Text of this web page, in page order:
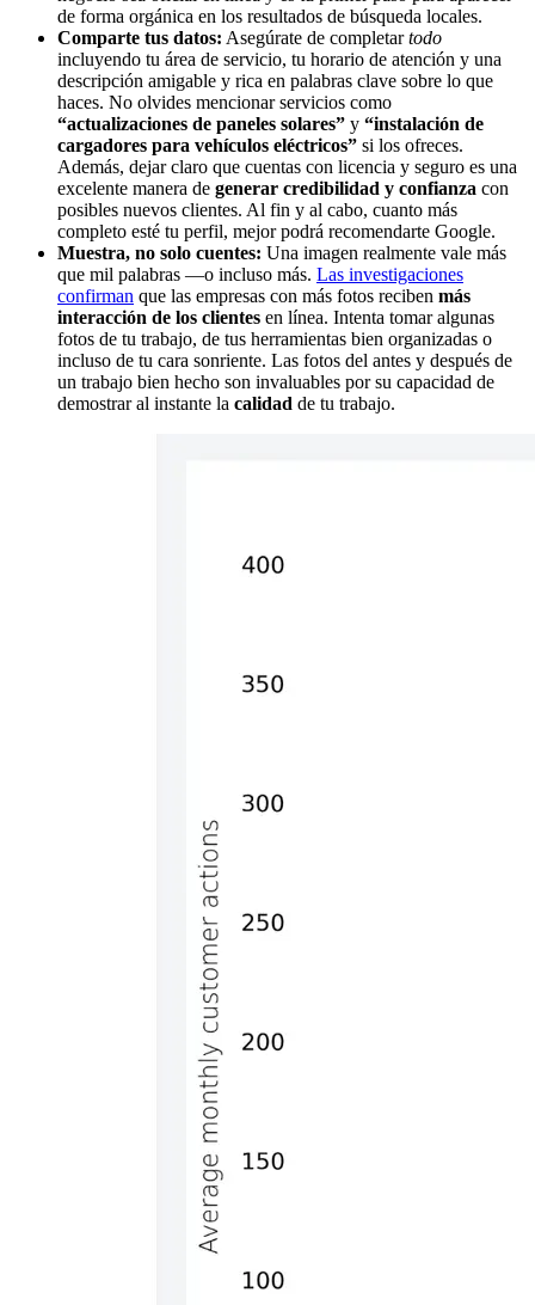
de forma orgánica en los resultados de búsqueda locales.
Comparte tus datos: Asegúrate de completartodo
incluyendo tu área de servicio, tu horario de atención y una
descripción amigable y rica en palabras clave sobre lo que
haces. No olvides mencionar servicios como
“actualizaciones de paneles solares” y “instalación de
cargadores para vehículos eléctricos” si los ofreces.
Además, dejar claro que cuentas con licencia y seguro es una
excelente manera de generar credibilidad y confianza con
posibles nuevos clientes. Al fin y al cabo, cuanto más
completo esté tu perfil, mejor podrá recomendarte Google.
Muestra, no solo cuentes: Una imagen realmente vale más
que mil palabras —o incluso más. Las investigaciones
confirman que las empresas con más fotos reciben más
interacción de los clientes en línea. Intenta tomar algunas
fotos de tu trabajo, de tus herramientas bien organizadas o
incluso de tu cara sonriente. Las fotos del antes y después de
un trabajo bien hecho son invaluables por su capacidad de
demostrar al instante la calidad de tu trabajo.